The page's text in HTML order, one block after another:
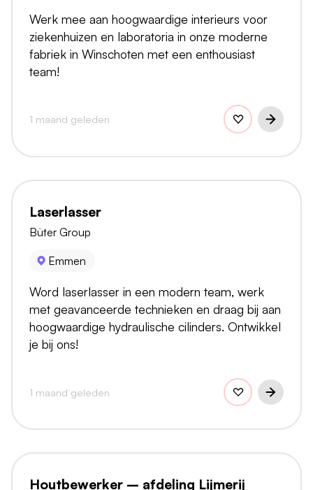
Werk mee aan hoogwaardige interieurs voor
ziekenhuizen en laboratoria in onze moderne
fabriek in Winschoten met een enthousiast
team!
1 maand geleden
Laserlasser
Büter Group
Emmen
Word laserlasser in een modern team, werk
met geavanceerde technieken en draag bij aan
hoogwaardige hydraulische cilinders. Ontwikkel
je bij ons!
1 maand geleden
Houtbewerker – afdeling Lijmerij